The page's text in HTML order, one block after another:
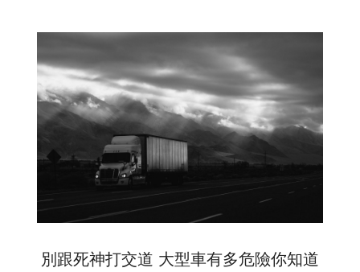
別跟死神打交道 大型車有多危險你知道